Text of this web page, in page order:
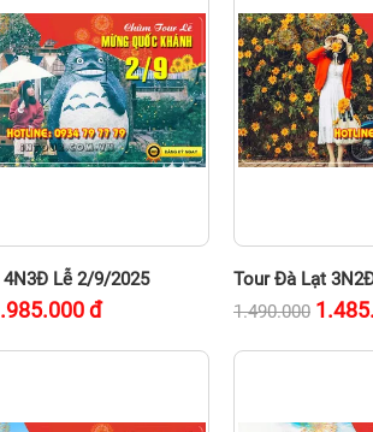
Lễ 2/9/2025
đ
Tour Đà Lạt
1.490.000